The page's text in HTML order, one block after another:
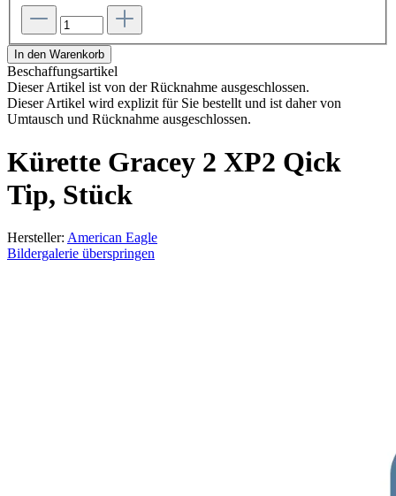
In den Warenkorb
Beschaffungsartikel
Dieser Artikel ist von der Rücknahme ausgeschlossen.
Dieser Artikel wird explizit für Sie bestellt und ist daher von
Umtausch und Rücknahme ausgeschlossen.
Kürette Gracey 2 XP2 Qick
Tip, Stück
Hersteller: American Eagle
Bildergalerie überspringen